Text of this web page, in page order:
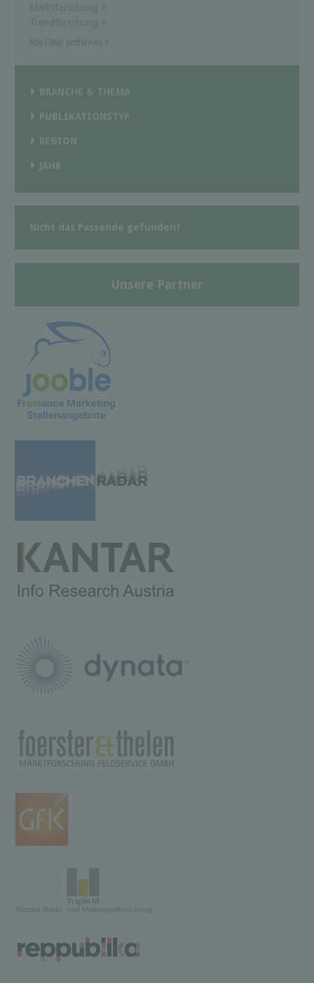
Marktforschung ×
Trendforschung ×
BRANCHE & THEMA
PUBLIKATIONSTYP
REGION
JAHR
Nicht das Passende gefunden?
Unsere Partner